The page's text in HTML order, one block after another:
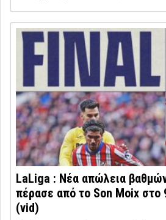
LaLiga : Νέα απώλεια βαθμών
πέρασε από το Son Moix στο
(vid)